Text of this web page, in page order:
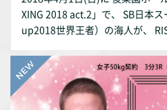
XING 2018 act.2」で、 SB日本
up2018世界王者）の海人が、
決！！ 不可思はKNOCK OUTの
イズ参戦！ 海人にとっては
TOURNAMENT 2018に 出場す